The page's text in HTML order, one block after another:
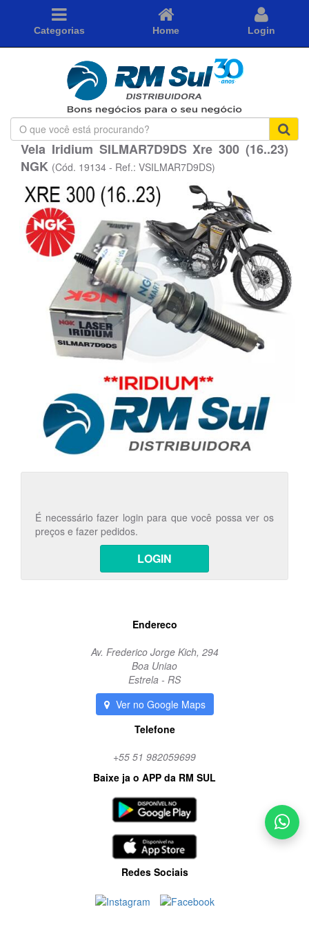
Categorias Home Login
O
que
você
está
Vela Iridium SILMAR7D9DS Xre 300 (16..23)
NGK (Cód. 19134 - Ref.: VSILMAR7D9DS)
É necessário fazer login para que você possa ver os
preços e fazer pedidos.
LOGIN
Endereco
Av. Frederico Jorge Kich, 294
Boa Uniao
Estrela - RS
Ver no Google Maps
Telefone
+55 51 982059699
Baixe ja o APP da RM SUL
Redes Sociais